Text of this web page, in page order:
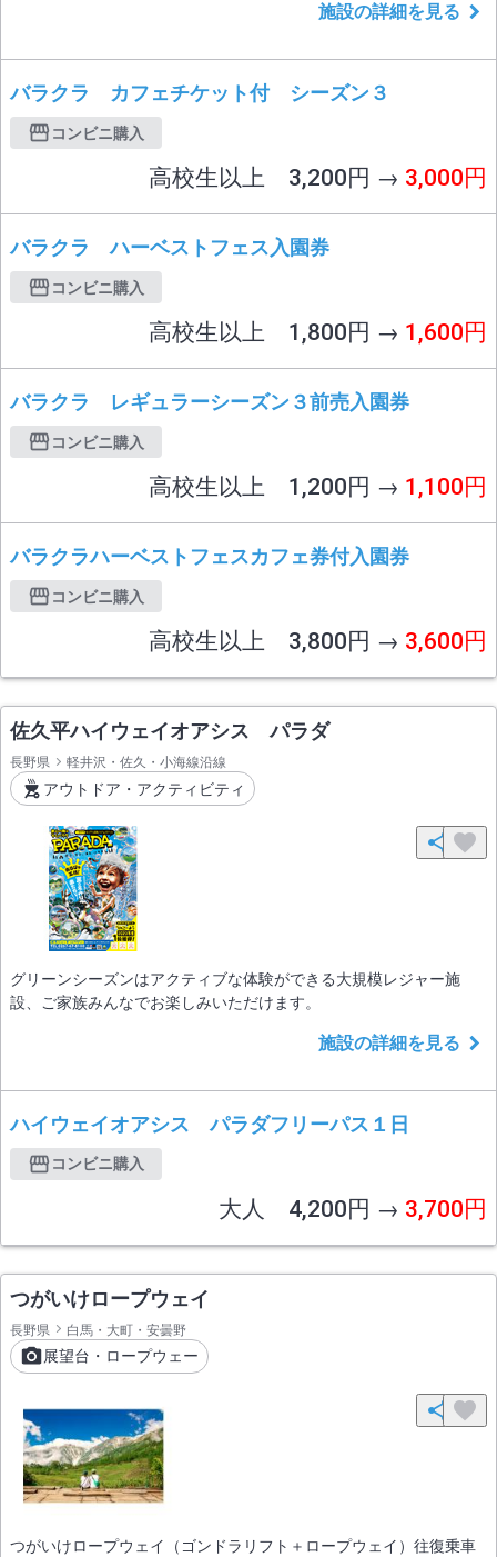
して誕生いたしました。英国式庭園は、花々のやさしい色と香り、
初、英国から移植した2,500本もの草花をはじ
施設の詳細を見る
バラクラ カフェチケット付 シーズン３
コンビニ購入
高校生以上 3,200円 → 3,000円
バラクラ ハーベストフェス入園券
コンビニ購入
高校生以上 1,800円 → 1,600円
バラクラ レギュラーシーズン３前売入園券
コンビニ購入
高校生以上 1,200円 → 1,100円
バラクラハーベストフェスカフェ券付入園券
コンビニ購入
高校生以上 3,800円 → 3,600円
佐久平ハイウェイオアシス パラダ
長野県 軽井沢・佐久・小海線沿線
アウトドア・アクティビティ
グリーンシーズンはアクティブな体験ができる大規模レジャー施
設、ご家族みんなでお楽しみいただけます。
施設の詳細を見る
ハイウェイオアシス パラダフリーパス１日
コンビニ購入
大人 4,200円 → 3,700円
つがいけロープウェイ
長野県 白馬・大町・安曇野
展望台・ロープウェー
つがいけロープウェイ（ゴンドラリフト＋ロープウェイ）往復乗車